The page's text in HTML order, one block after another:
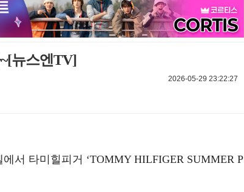
뉴스엔TV]
2026-05-29 23:22:27
서 타미힐피거 ‘TOMMY HILFIGER SUMMER P